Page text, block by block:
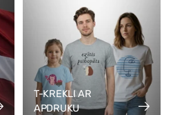
T-KREKLI AR
APDRUKU